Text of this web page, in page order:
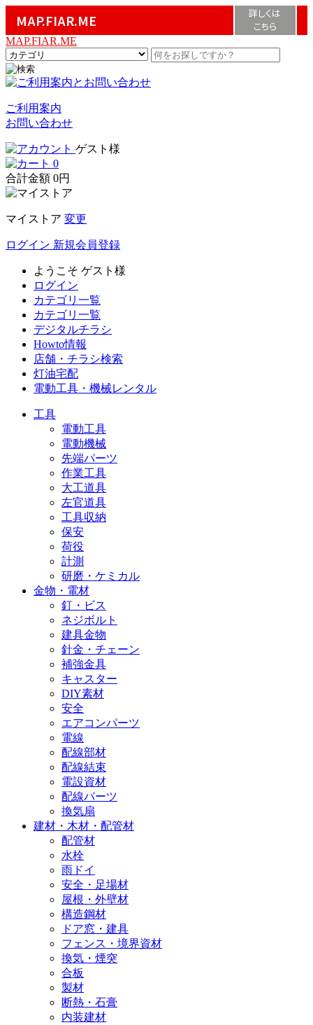
MAP.FIAR.ME
詳しくは
こちら
MAP.FIAR.ME
ご利用案内
お問い合わせ
ゲスト様
0
合計金額 0円
マイストア 変更
ログイン 新規会員登録
ようこそ ゲスト様
ログイン
カテゴリ一覧
カテゴリ一覧
デジタルチラシ
Howto情報
店舗・チラシ検索
灯油宅配
電動工具・機械レンタル
工具
電動工具
電動機械
先端パーツ
作業工具
大工道具
左官道具
工具収納
保安
荷役
計測
研磨・ケミカル
金物・電材
釘・ビス
ネジボルト
建具金物
針金・チェーン
補強金具
キャスター
DIY素材
安全
エアコンパーツ
電線
配線部材
配線結束
電設資材
配線パーツ
換気扇
建材・木材・配管材
配管材
水栓
雨ドイ
安全・足場材
屋根・外壁材
構造鋼材
ドア窓・建具
フェンス・境界資材
換気・煙突
合板
製材
断熱・石膏
内装建材